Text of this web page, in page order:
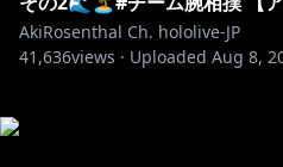
AkiRosenthal Ch. hololive-JP
41,636views · Uploaded Aug 8,